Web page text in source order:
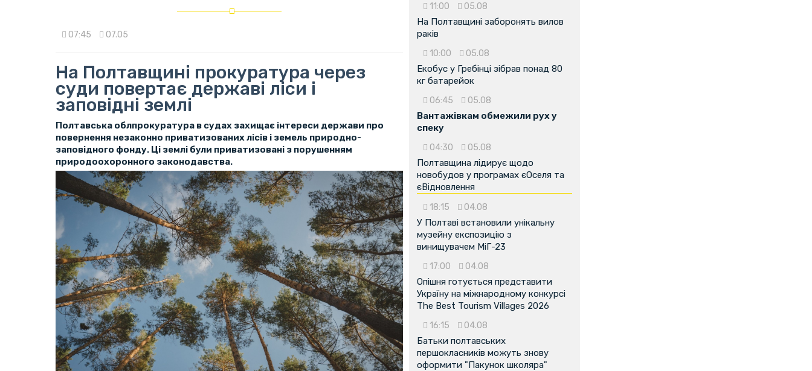
07:45 07.05
На Полтавщині прокуратура через
суди повертає державі ліси і
заповідні землі
Полтавська облпрокуратура в судах захищає інтереси держави про
повернення незаконно приватизованих лісів і земель природно-
заповідного фонду. Ці землі були приватизовані з порушенням
природоохоронного законодавства.
11:00 05.08
На Полтавщині заборонять вилов
раків
10:00 05.08
Екобус у Гребінці зібрав понад 80
кг батарейок
06:45 05.08
Вантажівкам обмежили рух у
спеку
04:30 05.08
Полтавщина лідирує щодо
новобудов у програмах єОселя та
єВідновлення
18:15 04.08
У Полтаві встановили унікальну
музейну експозицію з
винищувачем МіГ-23
17:00 04.08
Опішня готується представити
Україну на міжнародному конкурсі
The Best Tourism Villages 2026
16:15 04.08
Батьки полтавських
першокласників можуть знову
оформити "Пакунок школяра"